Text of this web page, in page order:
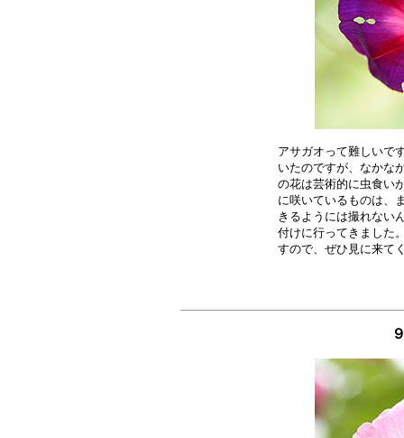
アサガオって難しいで
いたのですが、なかな
の花は芸術的に虫食い
に咲いているものは、
きるようには撮れない
付けに行ってきました